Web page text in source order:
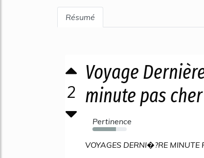
Résumé
2
Voyage
minute pas
Pertinence
69%
VOYAGES DERNI�?RE MINUTE